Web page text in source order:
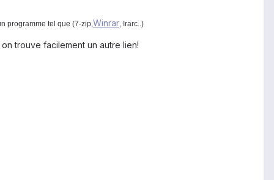
programme tel que (7-zip, Winrar , Irarc..)
trouve facilement un autre lien!